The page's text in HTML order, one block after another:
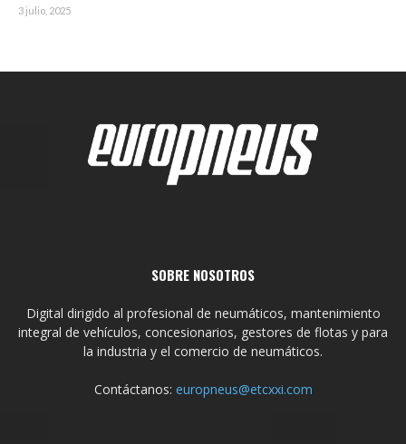
3 julio, 2025
SOBRE NOSOTROS
Digital dirigido al profesional de neumáticos, mantenimiento
integral de vehículos, concesionarios, gestores de flotas y para
la industria y el comercio de neumáticos.
Contáctanos: europneus@etcxxi.com